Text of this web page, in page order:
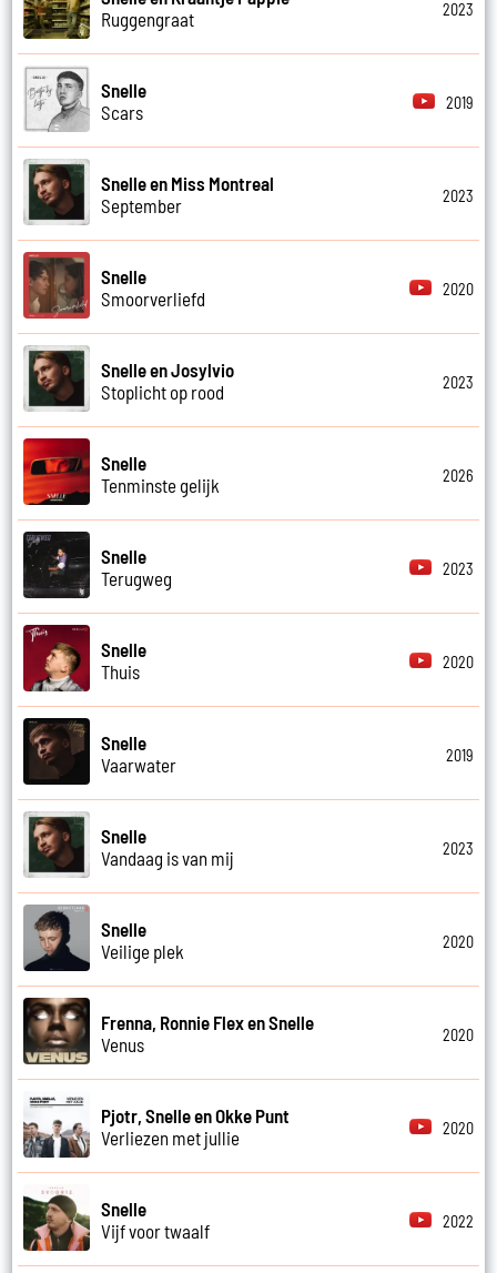
Ruggengraat
2023
Snelle
Scars
2019
Snelle en Miss Montreal
September
2023
Snelle
Smoorverliefd
2020
Snelle en Josylvio
Stoplicht op rood
2023
Snelle
Tenminste gelijk
2026
Snelle
Terugweg
2023
Snelle
Thuis
2020
Snelle
Vaarwater
2019
Snelle
Vandaag is van mij
2023
Snelle
Veilige plek
2020
Frenna, Ronnie Flex en Snelle
Venus
2020
Pjotr, Snelle en Okke Punt
Verliezen met jullie
2020
Snelle
Vijf voor twaalf
2022